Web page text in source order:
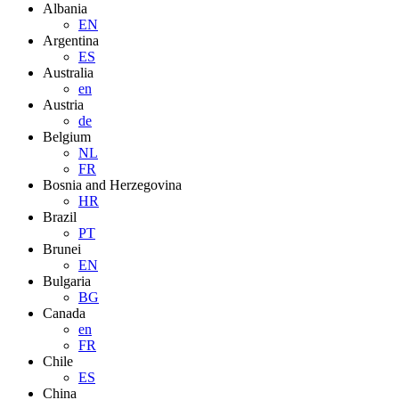
Albania
EN
Argentina
ES
Australia
en
Austria
de
Belgium
NL
FR
Bosnia and Herzegovina
HR
Brazil
PT
Brunei
EN
Bulgaria
BG
Canada
en
FR
Chile
ES
China